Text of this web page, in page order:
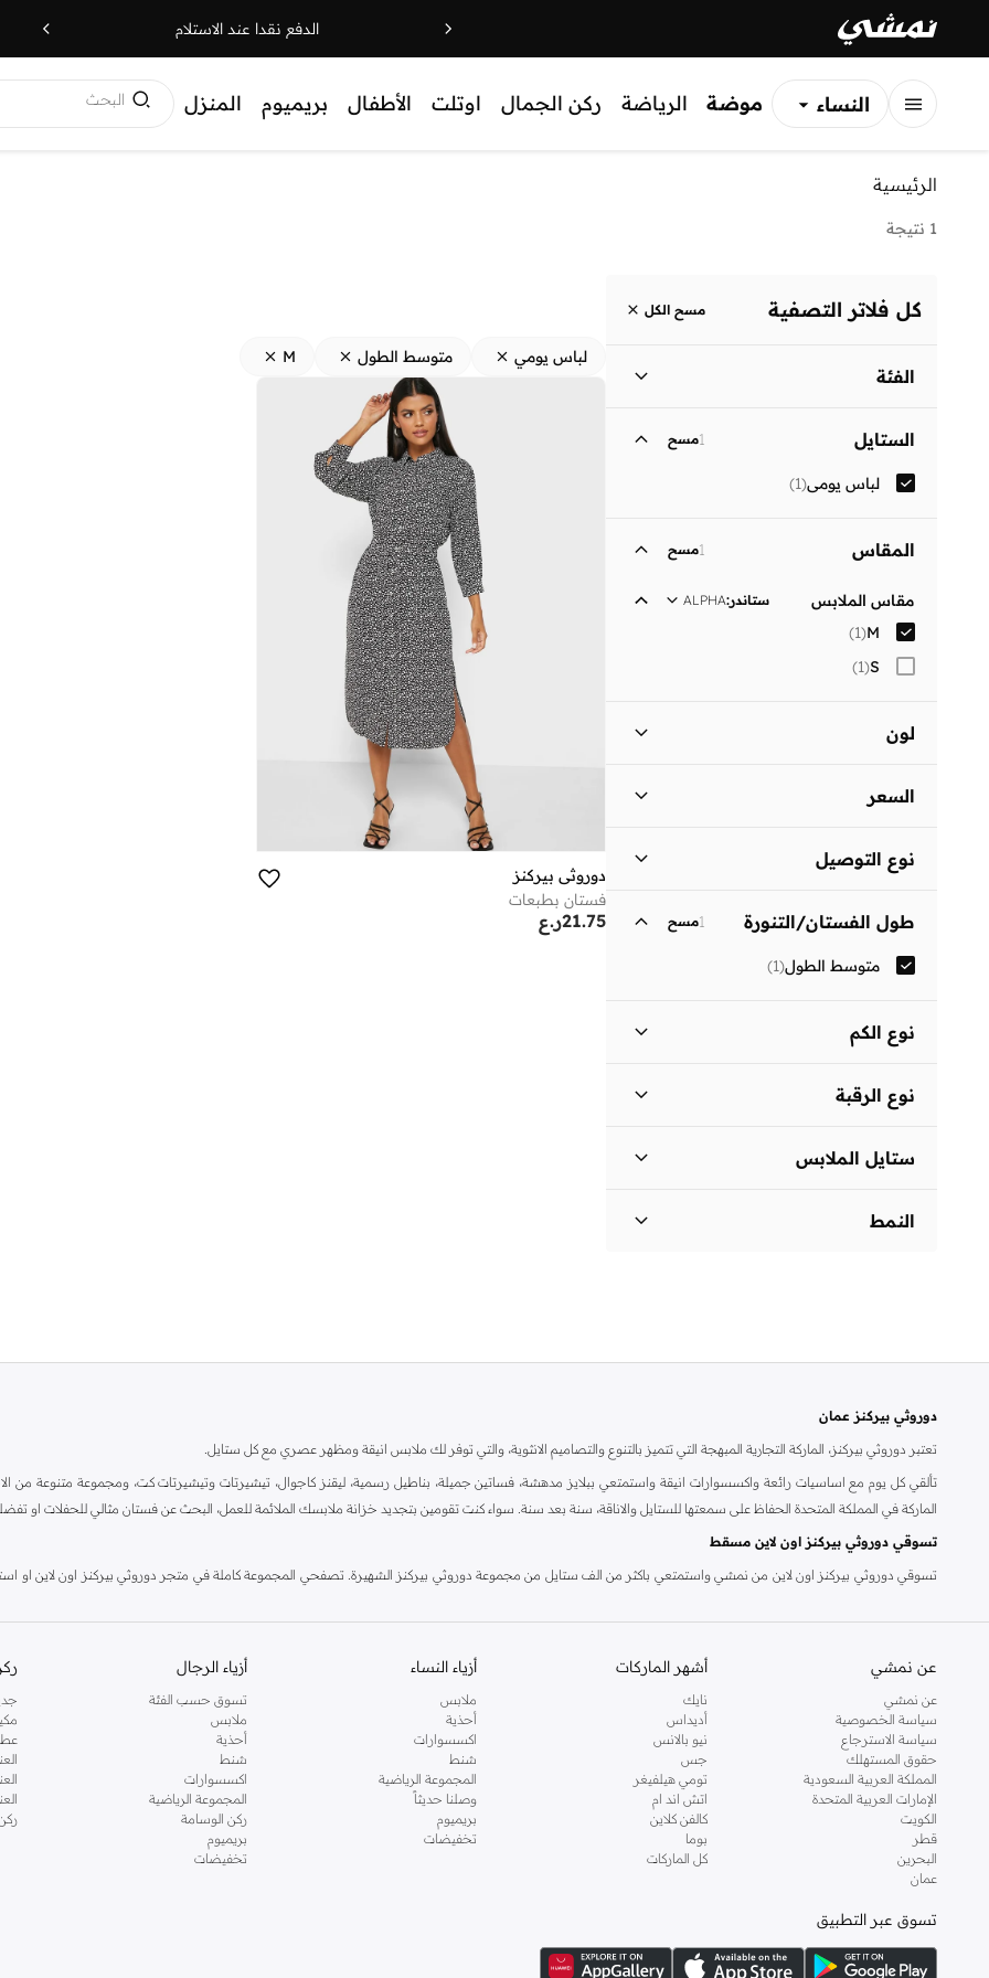
الدفع نقدا عند الاستلام
النساء
موضة الرياضة ركن الجمال اوتلت الأطفال بريميوم المنزل البحث
الرئيسية
1 نتيجة
كل فلاتر التصفية مسح الكل
الفئة
نساء
الستايل 1مسح
لباس يومي(
1
)
المقاس 1مسح
مقاس الملابس ستاندر:
ALPHA
M
(
1
)
S
(
1
)
لون
السعر
ر.ع
انطلق
نوع التوصيل
طول الفستان/التنورة 1مسح
متوسط الطول(
1
)
نوع الكم
نوع الرقبة
ستايل الملابس
النمط
لباس يومي متوسط الطول M
دوروثي بيركنز
فستان بطبعات
ر.ع21.75
دوروثي بيركنز عمان
تعتبر دوروثي بيركنز، الماركة التجارية المبهجة التي تتميز بالتنوع والتصاميم الانثوية، والتي توفر لك ملابس انيقة ومظهر عصري مع كل ستايل.
تألقي كل يوم مع اساسيات رائعة واكسسوارات انيقة واستمتعي ببلايز مدهشة، فساتين جميلة، بناطيل رسمية، ليقنز كاجوال، تيشيرتات وتيشيرتات كت، ومجموعة متنوعة من
الماركة في المملكة المتحدة الحفاظ على سمعتها للستايل والاناقة، سنة بعد سنة. سواء كنت تقومين بتجديد خزانة ملابسك الملائمة للعمل، البحث عن فستان مثالي للحفلات او
تسوقي دوروثي بيركنز اون لاين مسقط
تسوقي دوروثي بيركنز اون لاين من نمشي واستمتعي باكثر من الف ستايل من مجموعة دوروثي بيركنز الشهيرة. تصفحي المجموعة كاملة في متجر دوروثي بيركنز اون لاين او
عن نمشي
عن نمشي
سياسة الخصوصية
سياسة الاسترجاع
حقوق المستهلك
المملكة العربية السعودية
الإمارات العربية المتحدة
الكويت
قطر
البحرين
عمان
أشهر الماركات
نايك
أديداس
نيو بالانس
جس
تومي هيلفيغر
اتش اند ام
كالفن كلاين
بوما
كل الماركات
أزياء النساء
ملابس
أحذية
اكسسوارات
شنط
المجموعة الرياضية
وصلنا حديثاً
بريميوم
تخفيضات
أزياء الرجال
تسوق حسب الفئة
ملابس
أحذية
شنط
اكسسوارات
المجموعة الرياضية
ركن الوسامة
بريميوم
تخفيضات
تسوق عبر التطبيق